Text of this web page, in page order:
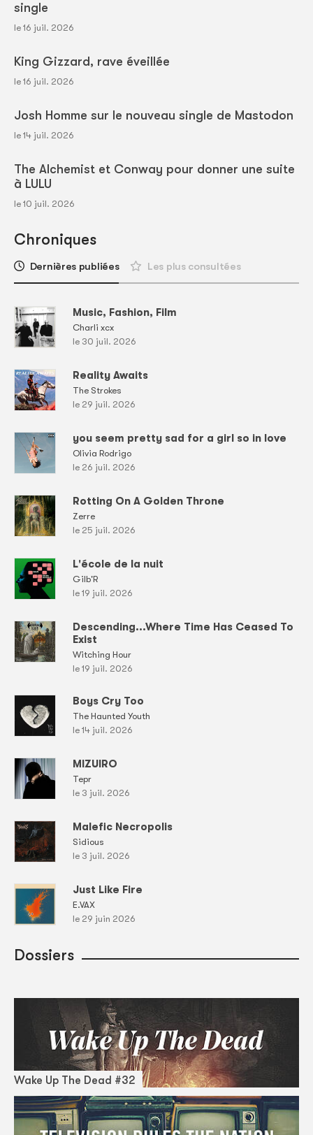
single
le 16 juil. 2026
King Gizzard, rave éveillée
le 16 juil. 2026
Josh Homme sur le nouveau single de Mastodon
le 14 juil. 2026
The Alchemist et Conway pour donner une suite
à LULU
le 10 juil. 2026
Chroniques
Dernières publiées Les plus consultées
Music, Fashion, Film
Charli xcx
le 30 juil. 2026
Reality Awaits
The Strokes
le 29 juil. 2026
you seem pretty sad for a girl so in love
Olivia Rodrigo
le 26 juil. 2026
Rotting On A Golden Throne
Zerre
le 25 juil. 2026
L'école de la nuit
Gilb'R
le 19 juil. 2026
Descending...Where Time Has Ceased To
Exist
Witching Hour
le 19 juil. 2026
Boys Cry Too
The Haunted Youth
le 14 juil. 2026
MIZUIRO
Tepr
le 3 juil. 2026
Malefic Necropolis
Sidious
le 3 juil. 2026
Just Like Fire
E.VAX
le 29 juin 2026
Dossiers
Wake Up The Dead #32